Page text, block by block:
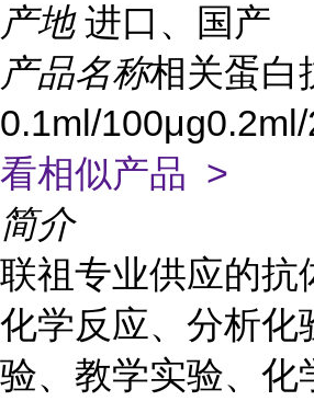
产地 进口、国产
产品名称相关蛋白
0.1ml/
看相似产品 >
简介
联祖专业供应的抗
化学反应、分析化
验、教学实验、化